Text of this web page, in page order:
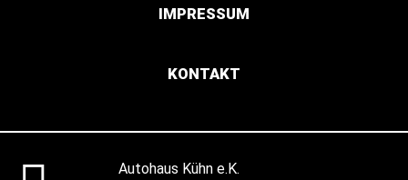
IMPRESSUM
KONTAKT
Autohaus Kühn e.K.